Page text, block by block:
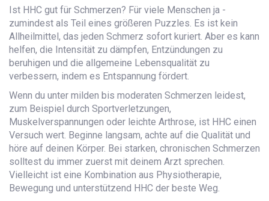
Ist HHC gut für Schmerzen? Für viele Menschen ja -
zumindest als Teil eines größeren Puzzles. Es ist kein
Allheilmittel, das jeden Schmerz sofort kuriert. Aber es kann
helfen, die Intensität zu dämpfen, Entzündungen zu
beruhigen und die allgemeine Lebensqualität zu
verbessern, indem es Entspannung fördert.
Wenn du unter milden bis moderaten Schmerzen leidest,
zum Beispiel durch Sportverletzungen,
Muskelverspannungen oder leichte Arthrose, ist HHC einen
Versuch wert. Beginne langsam, achte auf die Qualität und
höre auf deinen Körper. Bei starken, chronischen Schmerzen
solltest du immer zuerst mit deinem Arzt sprechen.
Vielleicht ist eine Kombination aus Physiotherapie,
Bewegung und unterstützend HHC der beste Weg.